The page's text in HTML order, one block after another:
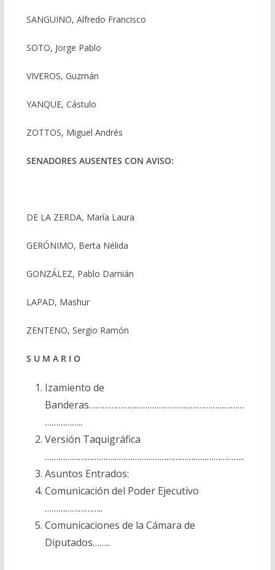
SANGUINO, Alfredo Francisco
SOTO, Jorge Pablo
VIVEROS, Guzmán
YANQUE, Cástulo
ZOTTOS, Miguel Andrés
SENADORES AUSENTES CON AVISO:
DE LA ZERDA, María Laura
GERÓNIMO, Berta Nélida
GONZÁLEZ, Pablo Damián
LAPAD, Mashur
ZENTENO, Sergio Ramón
S U M A R I O
Izamiento de
Banderas……………………………………………………………
……………..
Versión Taquigráfica
……………………………………………………………………………..
Asuntos Entrados:
Comunicación del Poder Ejecutivo
……………………..
Comunicaciones de la Cámara de
Diputados……..